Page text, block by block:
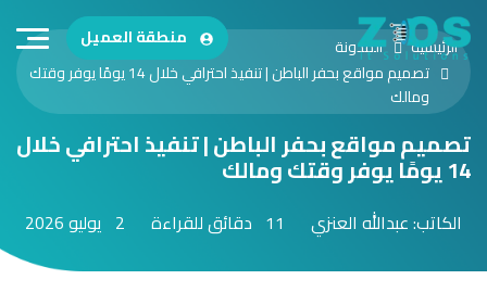
منطقة العميل الرئيسية
المدونة
تصميم مواقع بحفر الباطن | تنفيذ احترافي خلال 14 يومًا يوفر وقتك
ومالك
تصميم مواقع بحفر الباطن | تنفيذ احترافي خلال
14 يومًا يوفر وقتك ومالك
الكاتب: عبدالله العنزي 11 دقائق للقراءة 2 يوليو 2026